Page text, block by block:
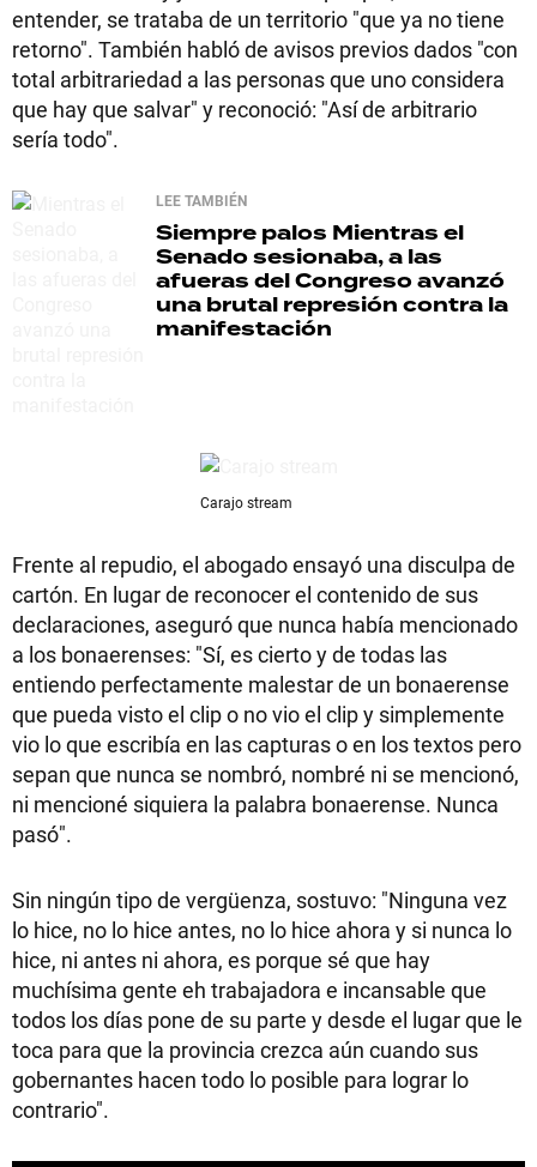
entender, se trataba de un territorio "que ya no tiene
retorno". También habló de avisos previos dados "con
total arbitrariedad a las personas que uno considera
que hay que salvar" y reconoció: "Así de arbitrario
sería todo".
LEE TAMBIÉN
Siempre palos Mientras el
Senado sesionaba, a las
afueras del Congreso avanzó
una brutal represión contra la
manifestación
Carajo stream
Frente al repudio, el abogado ensayó una disculpa de
cartón. En lugar de reconocer el contenido de sus
declaraciones, aseguró que nunca había mencionado
a los bonaerenses: "Sí, es cierto y de todas las
entiendo perfectamente malestar de un bonaerense
que pueda visto el clip o no vio el clip y simplemente
vio lo que escribía en las capturas o en los textos pero
sepan que nunca se nombró, nombré ni se mencionó,
ni mencioné siquiera la palabra bonaerense. Nunca
pasó".
Sin ningún tipo de vergüenza, sostuvo: "Ninguna vez
lo hice, no lo hice antes, no lo hice ahora y si nunca lo
hice, ni antes ni ahora, es porque sé que hay
muchísima gente eh trabajadora e incansable que
todos los días pone de su parte y desde el lugar que le
toca para que la provincia crezca aún cuando sus
gobernantes hacen todo lo posible para lograr lo
contrario".